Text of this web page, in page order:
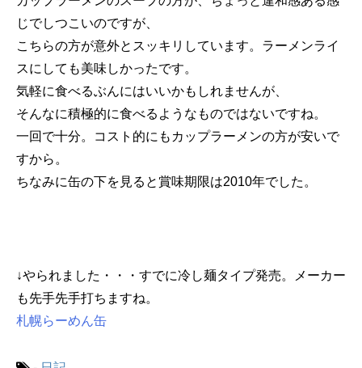
じでしつこいのですが、
こちらの方が意外とスッキリしています。ラーメンライ
スにしても美味しかったです。
気軽に食べるぶんにはいいかもしれませんが、
そんなに積極的に食べるようなものではないですね。
一回で十分。コスト的にもカップラーメンの方が安いで
すから。
ちなみに缶の下を見ると賞味期限は2010年でした。
↓やられました・・・すでに冷し麺タイプ発売。メーカー
も先手先手打ちますね。
札幌らーめん缶